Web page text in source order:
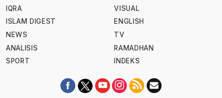
IQRA
ISLAM DIGEST
NEWS
ANALISIS
SPORT
VISUAL
ENGLISH
TV
RAMADHAN
INDEKS